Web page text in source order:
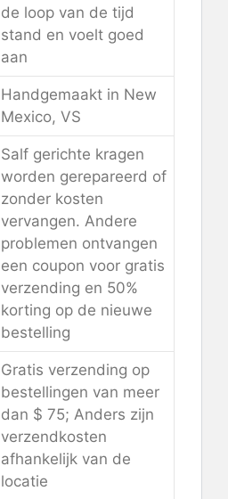
de loop van de tijd
stand en voelt goed
aan
Handgemaakt in New
Mexico, VS
Salf gerichte kragen
worden gerepareerd of
zonder kosten
vervangen. Andere
problemen ontvangen
een coupon voor gratis
verzending en 50%
korting op de nieuwe
bestelling
Gratis verzending op
bestellingen van meer
dan $ 75; Anders zijn
verzendkosten
afhankelijk van de
locatie